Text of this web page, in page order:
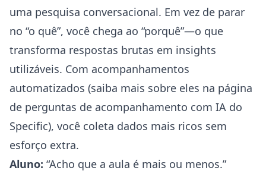
uma pesquisa conversacional. Em vez de parar
no “o quê”, você chega ao “porquê”—o que
transforma respostas brutas em insights
utilizáveis. Com acompanhamentos
automatizados (saiba mais sobre eles na página
de perguntas de acompanhamento com IA do
Specific), você coleta dados mais ricos sem
esforço extra.
Aluno: “Acho que a aula é mais ou menos.”